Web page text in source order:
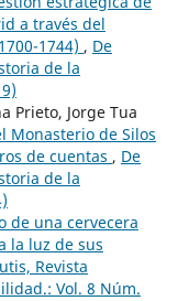
a través del
1744) , De
de la
Prieto, Jorge Tua
Monasterio de Silos
de cuentas , De
de la
de una cervecera
la luz de sus
Revista
Vol. 8 Núm.